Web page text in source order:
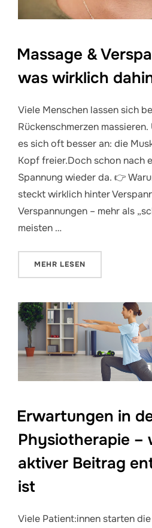
Massage &
was wirklich
Viele Menschen lassen sich
Rückenschmerzen
es sich oft besser an: die
Kopf freier.Doch schon nach
Spannung wieder da. 👉
steckt wirklich hinter
Verspannungen – mehr als
meisten …
MEHR ÜBER „MASSAGE &
LESEN
Erwartungen in
Physiotherapie –
aktiver Beitrag
ist
Viele Patient:innen starten